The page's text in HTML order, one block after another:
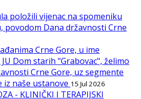
položili vijenac na spomeniku
povodom Dana državnosti Crne
Crne Gore, u ime
Dom starih "Grabovac", želimo
Crne Gore, uz segmente
naše ustanove 15 Jul 2026
- KLINIČKI I TERAPIJSKI